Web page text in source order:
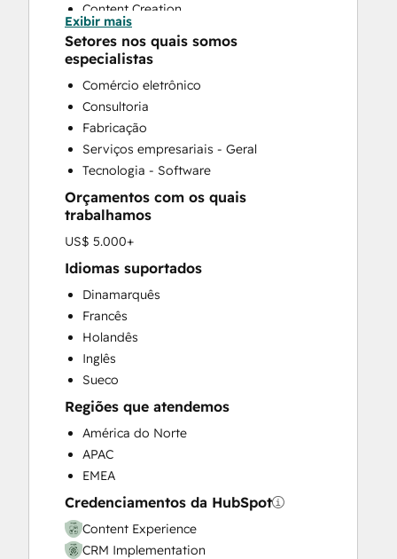
Content Creation
Conversational Marketing
CRM Implementation
CRM Migration
Custom API Integrations
Customer Marketing
Customer Success Training
Customer Support Training
Customer Survey and Analysis
Email Marketing
Full Inbound Marketing Services
Help Desk Implementation
HubSpot Onboarding
Knowledge Base Development
Paid Advertising
Programmable Automation
Sales and Marketing Alignment
Sales Coaching and Training
Search Engine Optimization
Social Media
Video Production
Website Design
Website Development
Website Migration
Exibir mais
Setores nos quais somos
especialistas
Comércio eletrônico
Consultoria
Fabricação
Serviços empresariais - Geral
Tecnologia - Software
Orçamentos com os quais
trabalhamos
US$ 5.000+
Idiomas suportados
Dinamarquês
Francês
Holandês
Inglês
Sueco
Regiões que atendemos
América do Norte
APAC
EMEA
Credenciamentos da HubSpot
Content Experience
CRM Implementation